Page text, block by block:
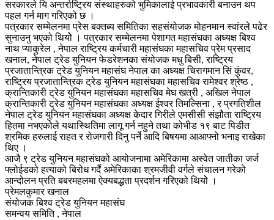
सरकारले यि अन्तर्राष्ट्रिय संस्थाहरुको भुमिकालाई प्रभावकारी बनाउन थप
पहल गर्न माग गरिएको छ ।
पत्रकार सम्मेलनमा प्रेस बक्तब्य समितिका सहसंयोजक मोहनमान स्वांरले पढेर
सुनाउनु भएको थियोे । पत्रकार सम्मेलनमा पेशागत महासंघका अध्यक्ष बिश्व
नाथ प्याकुरेल , नेपाल राष्ट्रिय कर्मचारी महासंघका महासचिव प्रेम प्रसाद
खनाल, नेपाल ट्रेड युनियन फेडरेशनका संयोजक मधु बिसी, राष्ट्रिय
प्रजातान्त्रिक ट्रेड युनियन महासंघ नेपाल का अध्यक्ष चिरागमान सिं कुंवर,
राष्ट्रिय प्रजातान्त्रिक ट्रेड युनियन महासंघका महासचिव रामेश्वर श्रेष्ठ ,
क्रान्तिकारी ट्रेड युनियन महासंघका महासचिव मेघ खत्री , अखिल नेपाल
क्रान्तिकारी ट्रेड युनियन महासंघका अध्यक्ष ईश्वर तिमल्सिना , र प्रगतिशील
नेपाल ट्रेड युनियन महासंघका अध्यक्ष केदार गिरीले एमसीसी संझौता राष्ट्रिय
हितमा नभएकोले यथास्थितिमा लागू गर्न नहुने तथा कोभीड १९ बाट पिडीत
श्रमिक हरुलाई राहत र रोजगारी दिनु पर्ने आदि बिषयमा आआफ्नो भनाइ राखेका
थिए ।
आजै ९ ट्रेड युनियन महासंघको आयोजनामा अमेरिकामा अस्वेत जातीका जर्ज
फ्लोईडको हत्याको बिरोध गर्दै अमेरिकाका श्रमजीवी वर्गले संचालन गरेको
आन्दोलन प्रति बबरमहलमा ऐक्यबद्धता प्रदर्शन गरिएको थियोे ।
प्रेमलकुमार खनाल
संयोजक बिश्व ट्रेड युनियन महासंघ
समन्वय समिति , नेपाल